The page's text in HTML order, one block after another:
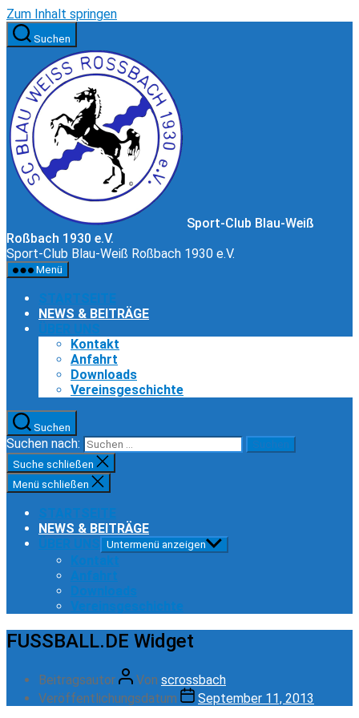
Zum Inhalt springen
Suchen
Sport-Club Blau-Weiß
Roßbach 1930 e.V.
Sport-Club Blau-Weiß Roßbach 1930 e.V.
Menü
STARTSEITE
NEWS & BEITRÄGE
ÜBER UNS
Kontakt
Anfahrt
Downloads
Vereinsgeschichte
Suchen
Suchen nach:
Suche schließen
Menü schließen
STARTSEITE
NEWS & BEITRÄGE
ÜBER UNS Untermenü anzeigen
Kontakt
Anfahrt
Downloads
Vereinsgeschichte
FUSSBALL.DE Widget
Beitragsautor Von scrossbach
Veröffentlichungsdatum
September 11, 2013